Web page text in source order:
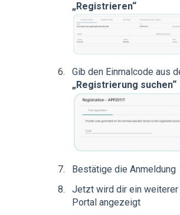
„Registrieren“
Gib den Einmalcode aus
„Registrierung suchen“
Bestätige die Anmeldung
Jetzt wird dir ein weiterer
Portal angezeigt